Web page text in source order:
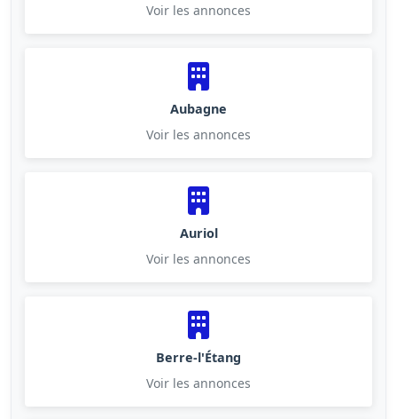
Voir les annonces
Aubagne
Voir les annonces
Auriol
Voir les annonces
Berre-l'Étang
Voir les annonces